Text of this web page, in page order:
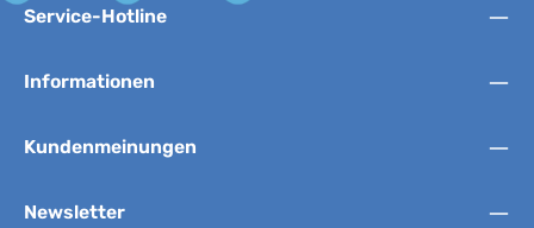
Service-Hotline
Informationen
Kundenmeinungen
Newsletter